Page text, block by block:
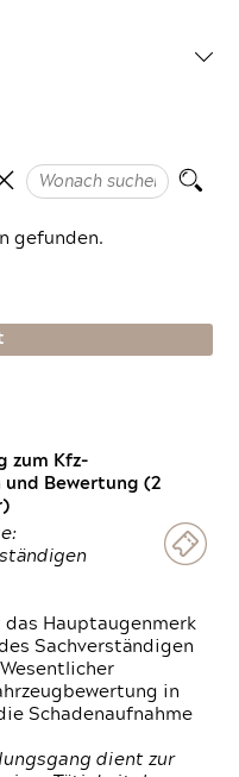
gefunden.
zum Kfz-
Bewertung (2
Hauptaugenmerk
Sachverständigen
in
Schadenaufnahme
dient zur